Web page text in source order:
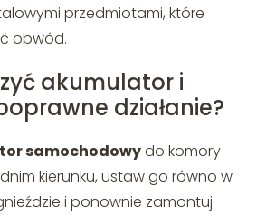
przedmiotami, które
obwód.
akumulator i
działanie?
samochodowydo komory
kierunku, ustaw go równo w
i ponownie zamontuj